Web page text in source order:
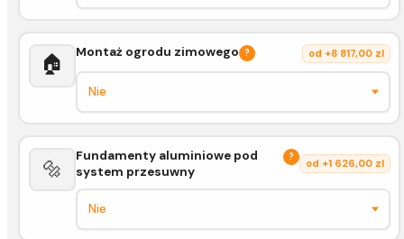
🏠 Montaż ogrodu zimowego ? od +8 817,00 zl
🔩
Fundamenty aluminiowe pod
system przesuwny
?
od +1 626,00 zl